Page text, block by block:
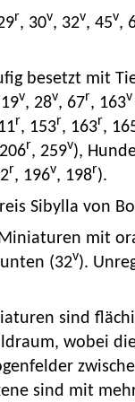
r, 30v, 32v, 45v,
besetzt mit
v, 28v, 67r, 163v
r, 153r, 163r,
r, 259v),
r, 196v, 198r).
Sibylla von
mit
(32v).
sind
wobei
sind mit